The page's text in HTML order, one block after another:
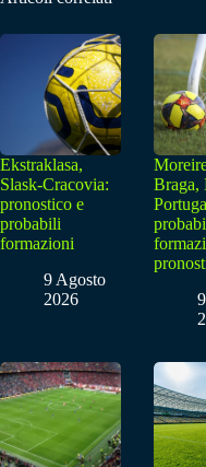
Ekstraklasa,
Slask-Cracovia:
pronostico e
probabili
formazioni
9 Agosto
2026
Braga,